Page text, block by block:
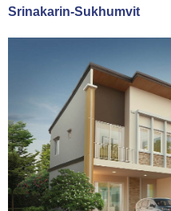
Srinakarin-Sukhumvit